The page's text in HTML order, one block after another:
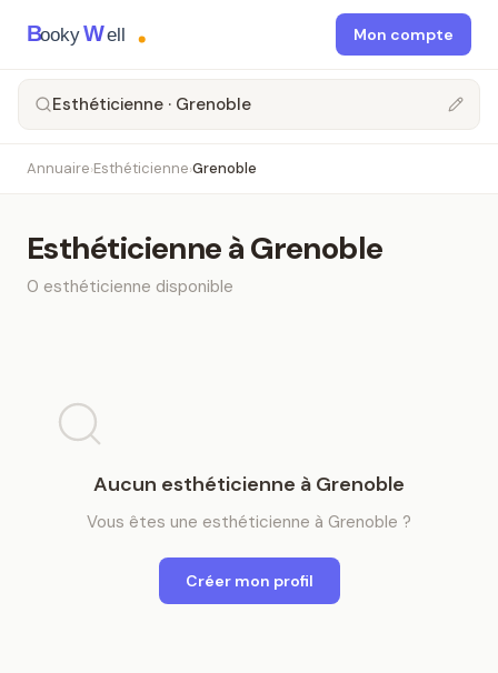
BookyWell Mon compte
Esthéticienne · Grenoble
Annuaire›Esthéticienne›Grenoble
EsthéticienneàGrenoble
0 esthéticienne disponible
Aucun esthéticienne à Grenoble
Vous êtes une esthéticienne à Grenoble ?
Créer mon profil